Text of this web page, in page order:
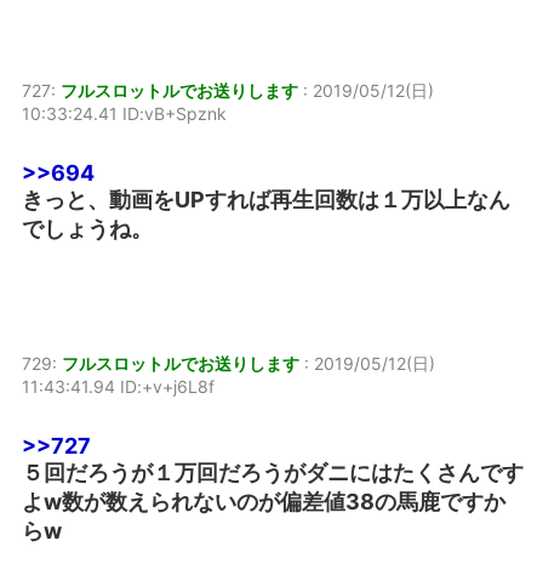
727: フルスロットルでお送りします : 2019/05/12(日)
10:33:24.41 ID:vB+Spznk
>>694
きっと、動画をUPすれば再生回数は１万以上なん
でしょうね。
729: フルスロットルでお送りします : 2019/05/12(日)
11:43:41.94 ID:+v+j6L8f
>>727
５回だろうが１万回だろうがダニにはたくさんです
よw数が数えられないのが偏差値38の馬鹿ですか
らw